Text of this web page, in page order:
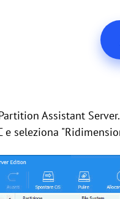
Assistant
e seleziona